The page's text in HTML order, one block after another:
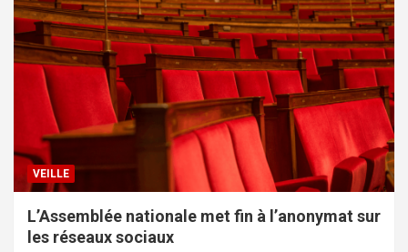
VEILLE
L’Assemblée nationale met fin à l’anonymat sur
les réseaux sociaux